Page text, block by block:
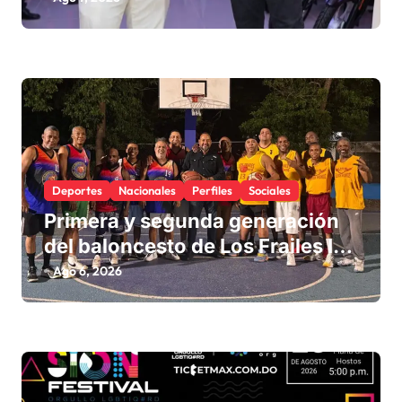
Deportes Nacionales Perfiles Sociales
Primera y segunda generación
del baloncesto de Los Frailes I
fortalecen la hermandad en
histórico reencuentro
Ago 6, 2026